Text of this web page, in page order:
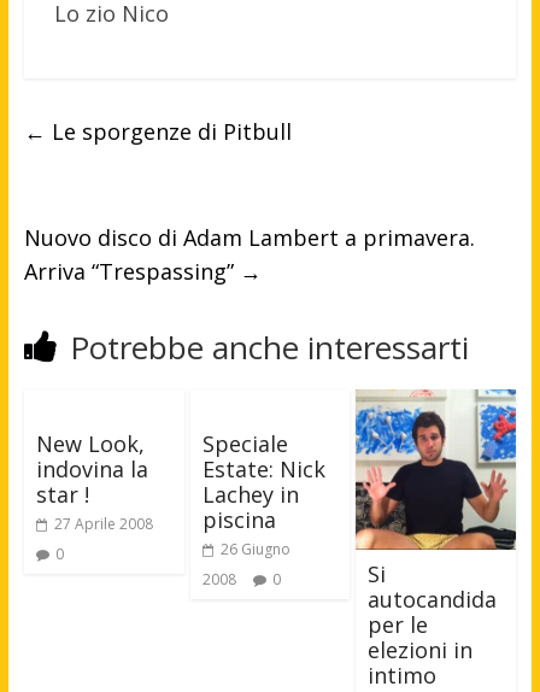
Lo zio Nico
← Le sporgenze di Pitbull
Nuovo disco di Adam Lambert a primavera.
Arriva “Trespassing” →
Potrebbe anche interessarti
New Look,
indovina la
star !
27 Aprile 2008
0
Speciale
Estate: Nick
Lachey in
piscina
26 Giugno
2008
0
Si
autocandida
per le
elezioni in
intimo